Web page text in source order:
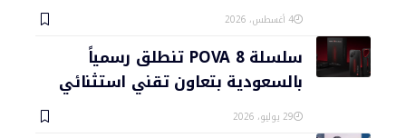
4 أغسطس، 2026
سلسلة POVA 8 تنطلق رسمياً
بالسعودية بتعاون تقني استثنائي
29 يوليو، 2026